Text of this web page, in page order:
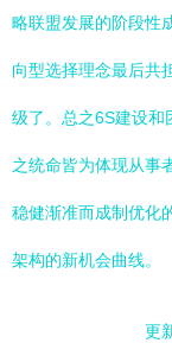
略联盟发展的阶段性
向型选择理念最后共
级了。总之6S建设和
之统命皆为体现从事
稳健渐准而成制优化
架构的新机会曲线。
更